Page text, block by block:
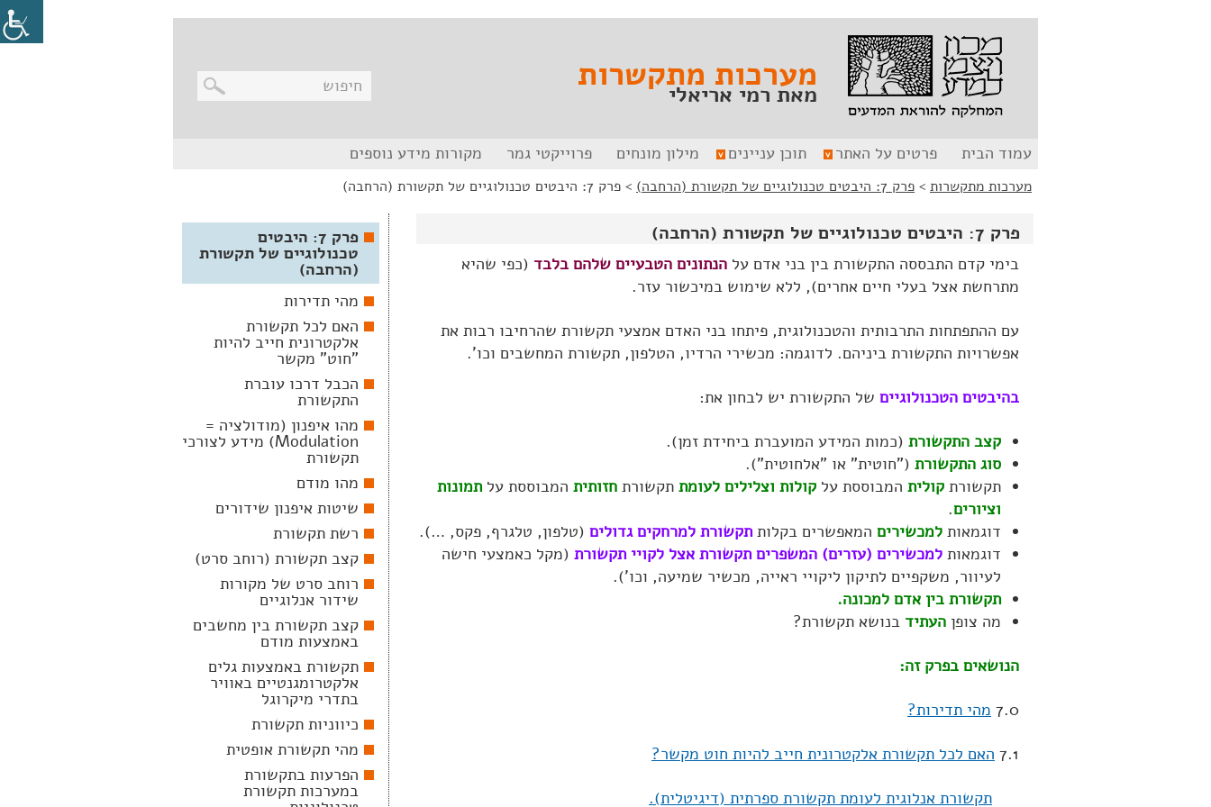
מערכות מתקשרות
מאת רמי אריאלי
עמוד הבית פרטים על האתר תוכן עניינים מילון מונחים פרוייקטי גמר מקורות מידע נוספים
מערכות מתקשרות > פרק 7: היבטים טכנולוגיים של תקשורת (הרחבה) > פרק 7: היבטים טכנולוגיים של תקשורת (הרחבה)
פרק 7: היבטים טכנולוגיים של תקשורת (הרחבה)
בימי קדם התבססה התקשורת בין בני אדם על הנתונים הטבעיים שלהם בלבד (כפי שהיא
מתרחשת אצל בעלי חיים אחרים), ללא שימוש במיכשור עזר.
עם ההתפתחות התרבותית והטכנולוגית, פיתחו בני האדם אמצעי תקשורת שהרחיבו רבות את
אפשרויות התקשורת ביניהם. לדוגמה: מכשירי הרדיו, הטלפון, תקשורת המחשבים וכו'.
בהיבטים הטכנולוגיים של התקשורת יש לבחון את:
קצב התקשורת (כמות המידע המועברת ביחידת זמן).
סוג התקשורת ("חוטית" או "אלחוטית").
תקשורת קולית המבוססת על קולות וצלילים לעומת תקשורת חזותית המבוססת על תמונות
וציורים.
דוגמאות למכשירים המאפשרים בקלות תקשורת למרחקים גדולים (טלפון, טלגרף, פקס, …).
דוגמאות למכשירים (עזרים) המשפרים תקשורת אצל לקויי תקשורת (מקל כאמצעי חישה
לעיוור, משקפיים לתיקון ליקויי ראייה, מכשיר שמיעה, וכו').
תקשורת בין אדם למכונה.
מה צופן העתיד בנושא תקשורת?
הנושאים בפרק זה:
7.0 מהי תדירות?
7.1 האם לכל תקשורת אלקטרונית חייב להיות חוט מקשר?
תקשורת אנלוגית לעומת תקשורת ספרתית (דיגיטלית).
פרק 7: היבטים
טכנולוגיים של תקשורת
(הרחבה)
מהי תדירות
האם לכל תקשורת
אלקטרונית חייב להיות
"חוט" מקשר
הכבל דרכו עוברת
התקשורת
מהו איפנון (מודולציה =
Modulation) מידע לצורכי
תקשורת
מהו מודם
שיטות איפנון שידורים
רשת תקשורת
קצב תקשורת (רוחב סרט)
רוחב סרט של מקורות
שידור אנלוגיים
קצב תקשורת בין מחשבים
באמצעות מודם
תקשורת באמצעות גלים
אלקטרומגנטיים באוויר
בתדרי מיקרוגל
כיווניות תקשורת
מהי תקשורת אופטית
הפרעות בתקשורת
במערכות תקשורת